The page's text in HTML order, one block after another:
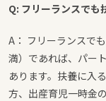
Q: フリーランスでも
A： フリーランスで
満）であれば、パー
あります。扶養に入
方、出産育児一時金